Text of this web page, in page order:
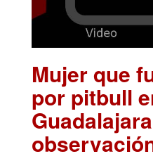
Mujer que
por pitbull